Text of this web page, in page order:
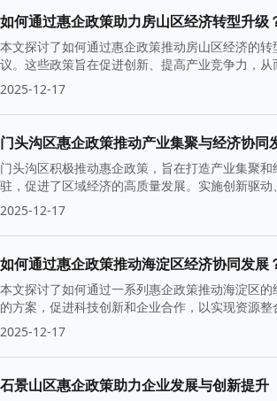
如何通过惠企政策助力房山区经济转型升级
本文探讨了如何通过惠企政策推动房山区经济的
议。这些政策旨在促进创新、提高产业竞争力，
2025-12-17
门头沟区惠企政策推动产业集聚与经济协同
门头沟区积极推动惠企政策，旨在打造产业集聚
驻，促进了区域经济的高质量发展。实施创新驱
基础。
2025-12-17
如何通过惠企政策推动海淀区经济协同发展
本文探讨了如何通过一系列惠企政策推动海淀区
的方案，促进科技创新和企业合作，以实现资源
2025-12-17
石景山区惠企政策助力企业发展与创新提升